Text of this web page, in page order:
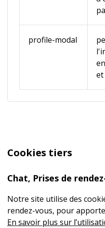
profile-modal
Cookies tiers
Chat, Prises de
Notre site utilise des
rendez-vous, pour
En savoir plus sur